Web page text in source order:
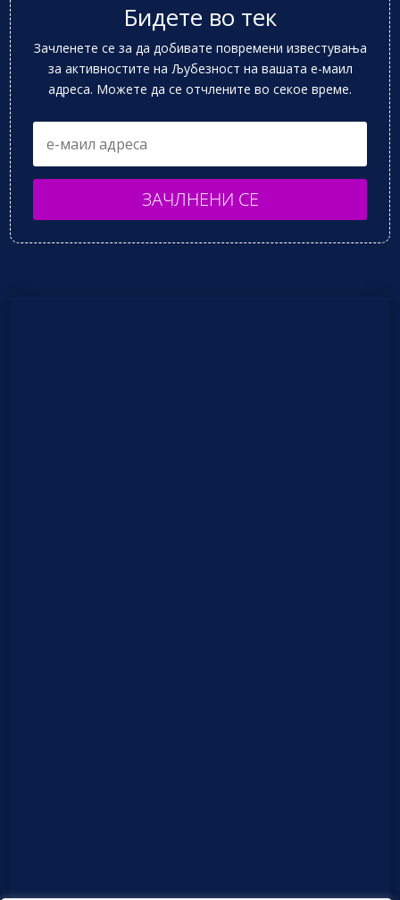
Бидете во тек
Зачленете се за да добивате повремени известувања
за активностите на Љубезност на вашата е-маил
адреса. Можете да се отчлените во секое време.
ЗАЧЛНЕНИ СЕ